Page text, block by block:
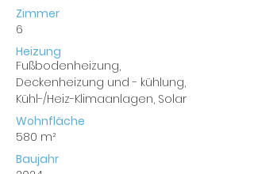
6
Zimmer
Fußbodenheizung,
Deckenheizung und - kühlung,
Kühl-/Heiz-Klimaanlagen, Solar
Heizung
580 m²
Wohnfläche
Baujahr